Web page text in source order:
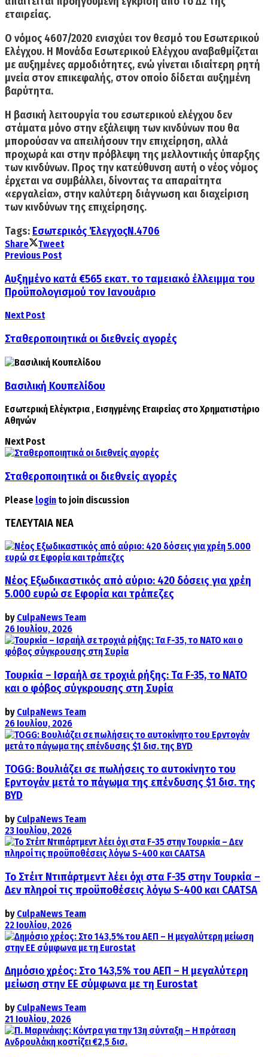
εταιρείας.
Ο νόμος 4607/2020 ενισχύει τον θεσμό του Εσωτερικού
Ελέγχου. Η Μονάδα Εσωτερικού Ελέγχου αναβαθμίζεται
με αυξημένες αρμοδιότητες, ενώ γίνεται ιδιαίτερη ρητή
μνεία στον επικεφαλής, στον οποίο δίδεται αυξημένη
βαρύτητα.
Η βασική λειτουργία του εσωτερικού ελέγχου δεν
στάματα μόνο στην εξάλειψη των κινδύνων που θα
μπορούσαν να απειλήσουν την επιχείρηση, αλλά
προχωρά και στην πρόβλεψη της μελλοντικής ύπαρξης
των κινδύνων. Προς την κατεύθυνση αυτή ο νέος νόμος
έρχεται να συμβάλλει, δίνοντας τα απαραίτητα
«εργαλεία», στην καλύτερη διάγνωση και διαχείριση
των κινδύνων της επιχείρησης.
Tags: Εσωτερικός ΈλεγχοςΝ.4706
Share
Tweet
Previous Post
Αυξημένο κατά €565 εκατ. το ταμειακό έλλειμμα του
Προϋπολογισμού τον Ιανουάριο
Next Post
Σταθεροποιητικά οι διεθνείς αγορές
Βασιλική Κουπελίδου
Εσωτερική Ελέγκτρια , Εισηγμένης Εταιρείας στο Χρηματιστήριο
Αθηνών
Next Post
Σταθεροποιητικά οι διεθνείς αγορές
Please login to join discussion
ΤΕΛΕΥΤΑΙΑ ΝΕΑ
Νέος Εξωδικαστικός από αύριο: 420 δόσεις για χρέη
5.000 ευρώ σε Εφορία και τράπεζες
by CulpaNews Team
26 Ιουλίου, 2026
Τουρκία – Ισραήλ σε τροχιά ρήξης: Τα F-35, το ΝΑΤΟ
και ο φόβος σύγκρουσης στη Συρία
by CulpaNews Team
26 Ιουλίου, 2026
TOGG: Βουλιάζει σε πωλήσεις το αυτοκίνητο του
Ερντογάν μετά το πάγωμα της επένδυσης $1 δισ. της
BYD
by CulpaNews Team
23 Ιουλίου, 2026
Το Στέιτ Ντιπάρτμεντ λέει όχι στα F-35 στην Τουρκία –
Δεν πληροί τις προϋποθέσεις λόγω S-400 και CAATSA
by CulpaNews Team
22 Ιουλίου, 2026
Δημόσιο χρέος: Στο 143,5% του ΑΕΠ – Η μεγαλύτερη
μείωση στην ΕΕ σύμφωνα με τη Eurostat
by CulpaNews Team
21 Ιουλίου, 2026